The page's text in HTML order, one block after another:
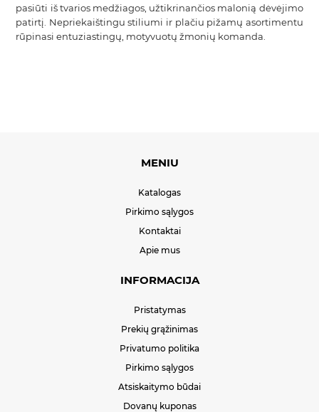
pasiūti iš tvarios medžiagos, užtikrinančios malonią dėvėjimo
patirtį. Nepriekaištingu stiliumi ir plačiu pižamų asortimentu
rūpinasi entuziastingų, motyvuotų žmonių komanda.
MENIU
Katalogas
Pirkimo sąlygos
Kontaktai
Apie mus
INFORMACIJA
Pristatymas
Prekių grąžinimas
Privatumo politika
Pirkimo sąlygos
Atsiskaitymo būdai
Dovanų kuponas